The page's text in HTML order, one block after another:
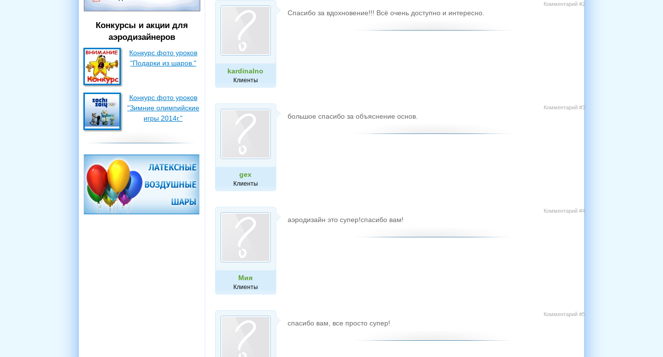
Конкурсы и акции для
аэродизайнеров
Конкурс фото уроков
"Подарки из шаров."
Конкурс фото уроков
"Зимние олимпийские
игры 2014г."
kardinalno
Клиенты
Комментарий #2
Спасибо за вдохновение!!! Всё очень доступно и интересно.
gex
Клиенты
Комментарий #3
большое спасибо за объяснение основ.
Мия
Клиенты
Комментарий #4
аэродизайн это супер!спасибо вам!
Комментарий #5
спасибо вам, все просто супер!